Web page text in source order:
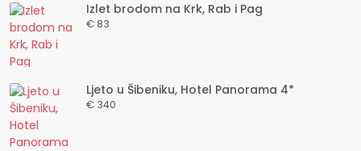
Izlet brodom na Krk, Rab i Pag
€ 83
Ljeto u Šibeniku, Hotel Panorama 4*
€ 340